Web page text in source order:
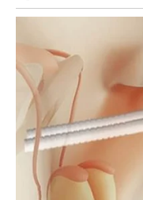
šta su prošli.
Mnogi pripadnici
zbog događaja koji će
Dugo su čekali na
glavu bez gorčine u